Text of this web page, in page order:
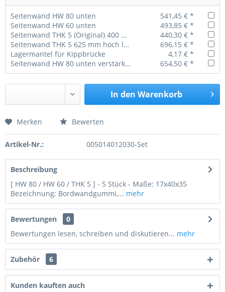
Seitenwand HW 80 unten
541,45 € *
Seitenwand HW 60 unten
493,85 € *
Seitenwand THK 5 (Original) 400 mm
440,30 € *
Seitenwand THK 5 625 mm hoch laserverschweißt, profiliert
696,15 € *
Lagermantel für Kippbrücke
4,17 € *
Seitenwand HW 80 unten verstärkt + 3 Einschweißstreben (3/3)
654,50 € *
In den Warenkorb
Preis anfragen
Merken Bewerten
Artikel-Nr.: 005014012030-Set
Beschreibung
[ HW 80 / HW 60 / THK 5 ] - 5 Stück - Maße: 17x40x35
Bezeichnung: Bordwandgummi,... mehr
Bewertungen
0
Bewertungen lesen, schreiben und diskutieren... mehr
Zubehör 6
Kunden kauften auch